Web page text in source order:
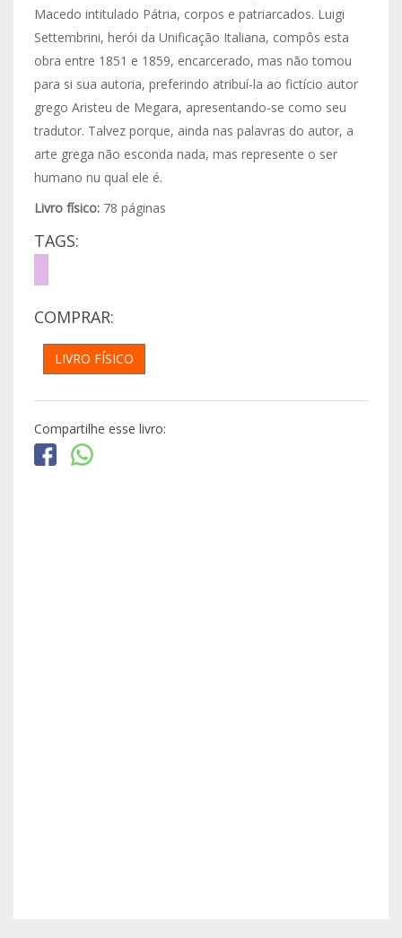
Macedo intitulado Pátria, corpos e patriarcados. Luigi
Settembrini, herói da Unificação Italiana, compôs esta
obra entre 1851 e 1859, encarcerado, mas não tomou
para si sua autoria, preferindo atribuí-la ao fictício autor
grego Aristeu de Megara, apresentando-se como seu
tradutor. Talvez porque, ainda nas palavras do autor, a
arte grega não esconda nada, mas represente o ser
humano nu qual ele é.
Livro físico:78 páginas
TAGS:
COMPRAR:
LIVRO FÍSICO
Compartilhe esse livro: